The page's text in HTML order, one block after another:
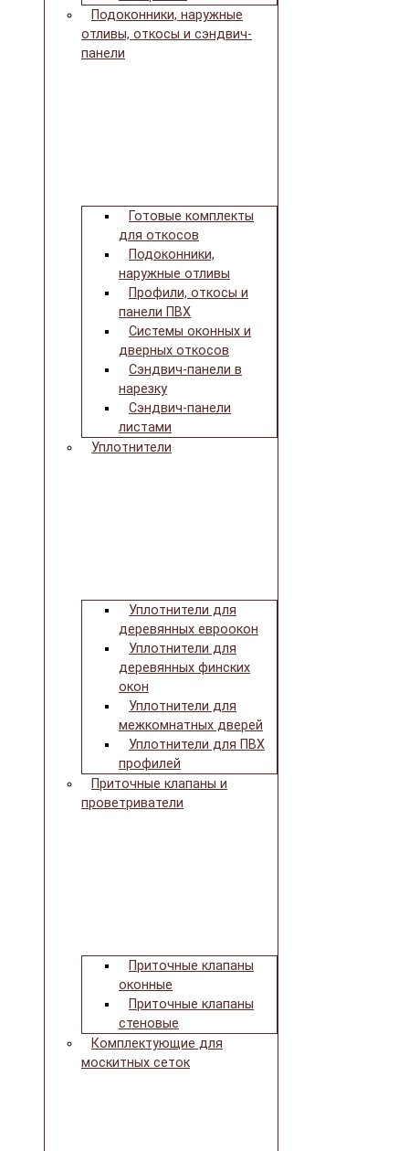
Подоконники, наружные
отливы, откосы и сэндвич-
панели
Готовые комплекты
для откосов
Подоконники,
наружные отливы
Профили, откосы и
панели ПВХ
Системы оконных и
дверных откосов
Сэндвич-панели в
нарезку
Сэндвич-панели
листами
Уплотнители
Уплотнители для
деревянных евроокон
Уплотнители для
деревянных финских
окон
Уплотнители для
межкомнатных дверей
Уплотнители для ПВХ
профилей
Приточные клапаны и
проветриватели
Приточные клапаны
оконные
Приточные клапаны
стеновые
Комплектующие для
москитных сеток